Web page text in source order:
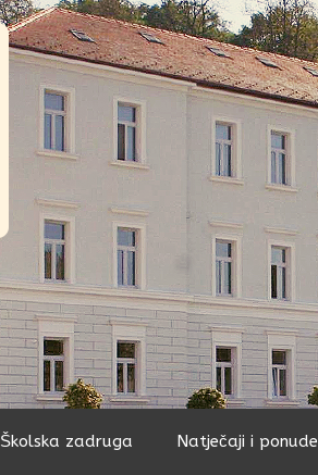
Školska zadruga Natječaji i ponude